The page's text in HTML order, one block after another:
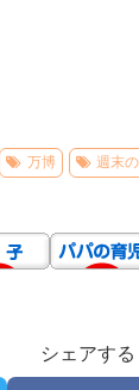
万博 週末
シェアする